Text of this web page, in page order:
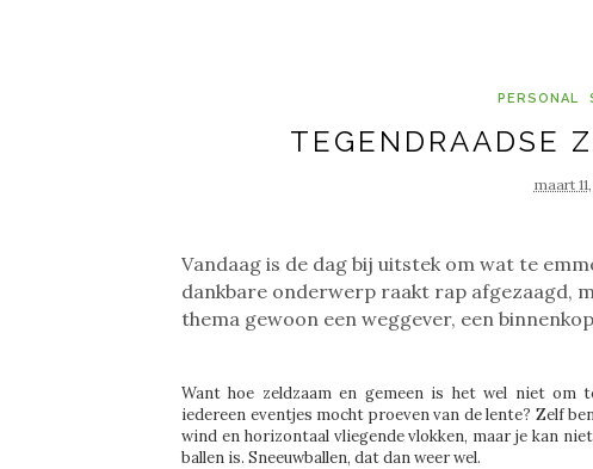
PERSONAL
TEGENDRAADSE
maart
Vandaag is de dag bij uitstek om wat te
dankbare onderwerp raakt rap afgezaagd,
thema gewoon een weggever, een
Want hoe zeldzaam en gemeen is het wel niet om
iedereen eventjes mocht proeven van de lente? Zelf
wind en horizontaal vliegende vlokken, maar je kan
ballen is. Sneeuwballen, dat dan weer wel.